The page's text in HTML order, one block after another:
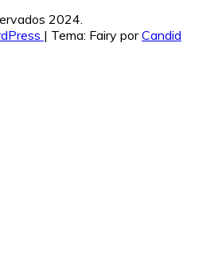
2024.
| Tema: Fairy porCandid